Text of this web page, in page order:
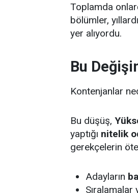
Toplamda
bölümler,
yer alıyordu.
Bu
Kontenjanlar
Bu düşüş,
yaptığı nitelik
gerekçelerin
Adayların
Sıralamalar